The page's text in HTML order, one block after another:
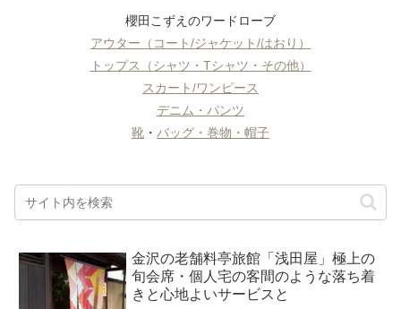
櫻田こずえのワードローブ
アウター（コート/ジャケット/はおり）
トップス（シャツ・Tシャツ・その他）
スカート/ワンピース
デニム・パンツ
靴 ・ バッグ・巻物・帽子
金沢の老舗料亭旅館「浅田屋」極上の
旬会席・個人宅の客間のような落ち着
きと心地よいサービスと